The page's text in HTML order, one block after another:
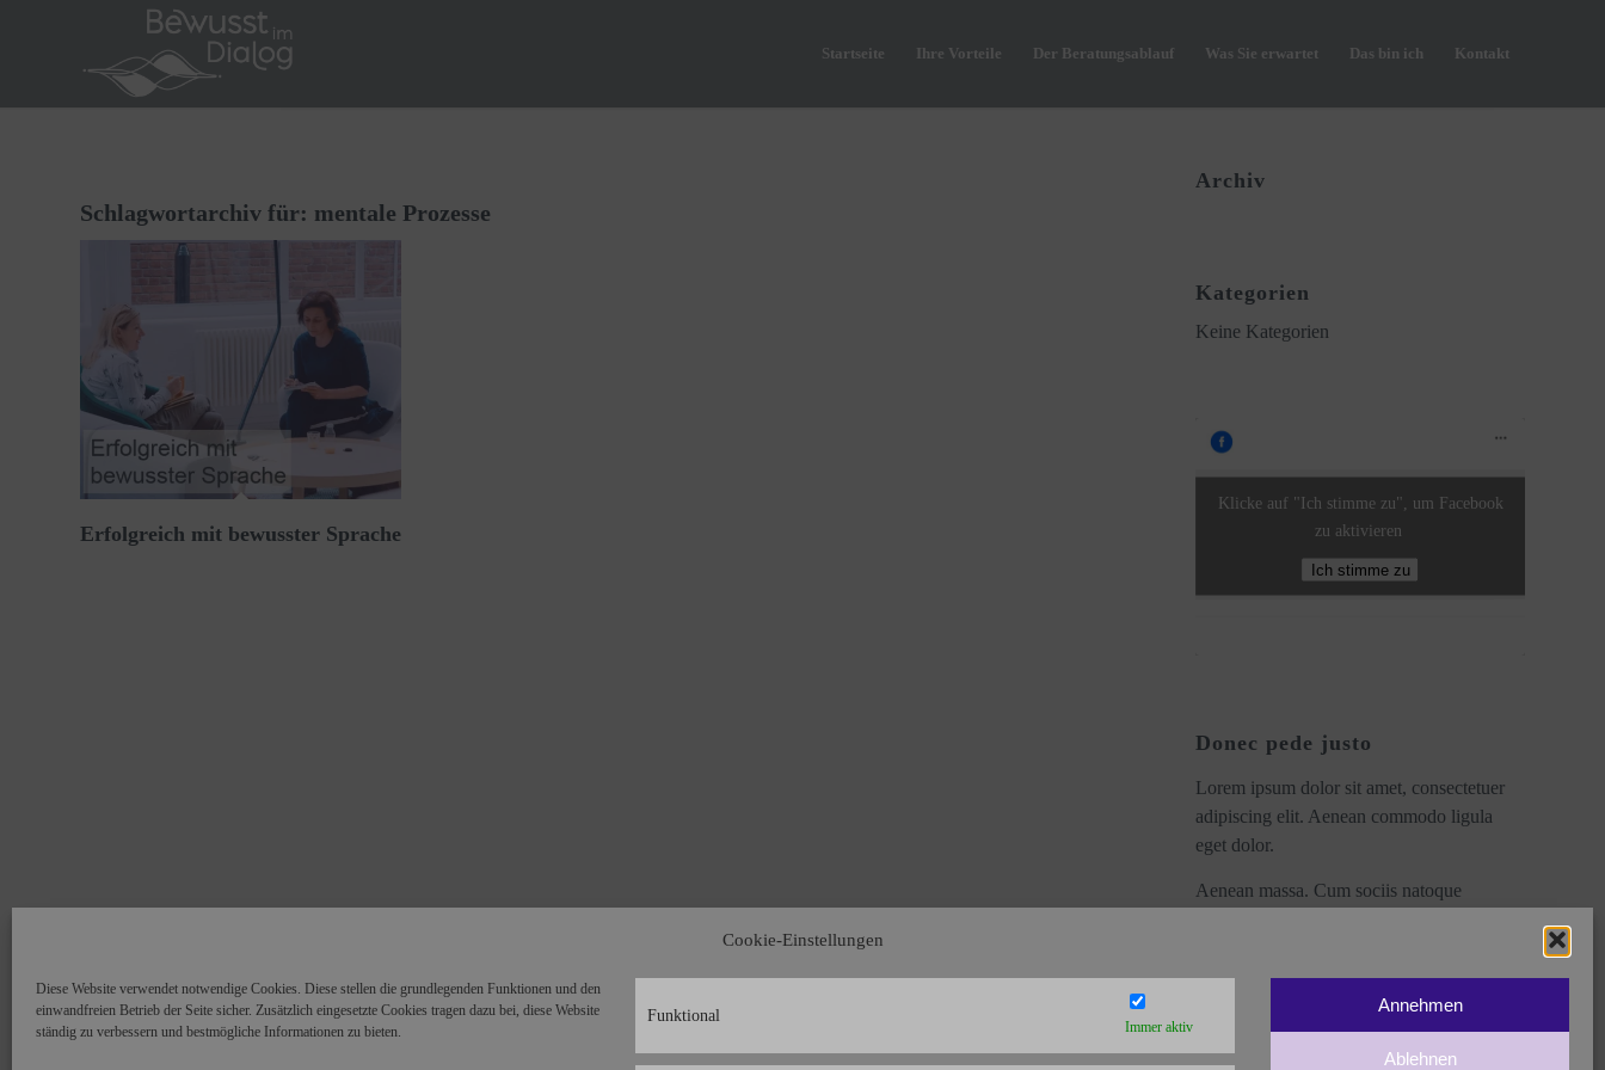
Cookie-Einstellungen
Diese Website verwendet notwendige Cookies. Diese stellen die grundlegenden Funktionen und den
einwandfreien Betrieb der Seite sicher. Zusätzlich eingesetzte Cookies tragen dazu bei, diese Website
ständig zu verbessern und bestmögliche Informationen zu bieten.
Funktional
Immer aktiv
Annehmen
Ablehnen
Startseite Ihre Vorteile Der Beratungsablauf Was Sie erwartet Das bin ich Kontakt
Schlagwortarchiv für: mentale Prozesse
Erfolgreich mit bewusster Sprache
Archiv
Kategorien
Keine Kategorien
Klicke auf "Ich stimme zu", um Facebook
zu aktivieren
Ich stimme zu
Donec pede justo
Lorem ipsum dolor sit amet, consectetuer
adipiscing elit. Aenean commodo ligula
eget dolor.
Aenean massa. Cum sociis natoque